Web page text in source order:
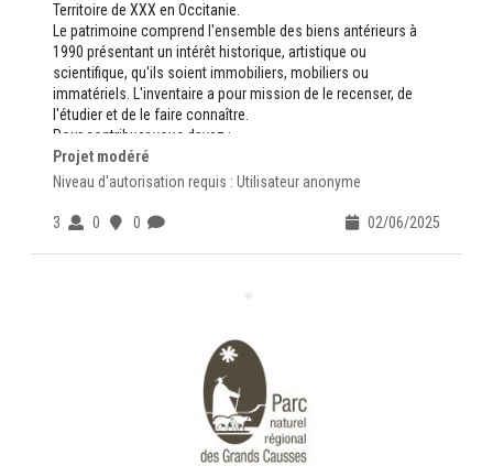
Territoire de XXX en Occitanie.
Le patrimoine comprend l'ensemble des biens antérieurs à
1990 présentant un intérêt historique, artistique ou
scientifique, qu'ils soient immobiliers, mobiliers ou
immatériels. L'inventaire a pour mission de le recenser, de
l'étudier et de le faire connaître.
Pour contribuer vous devez :
avoir un compte sur
valider laCharte du Contributeur
Projet modéré
Niveau d'autorisation requis : Utilisateur anonyme
02/06/2025
3 0 0